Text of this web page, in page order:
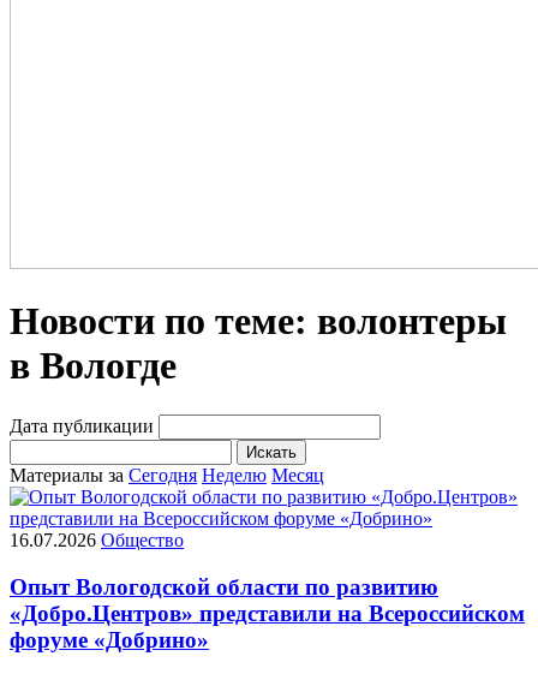
Новости по теме: волонтеры
в Вологде
Дата публикации
Искать
Материалы за Сегодня Неделю Месяц
16.07.2026 Общество
Опыт Вологодской области по развитию
«Добро.Центров» представили на Всероссийском
форуме «Добрино»